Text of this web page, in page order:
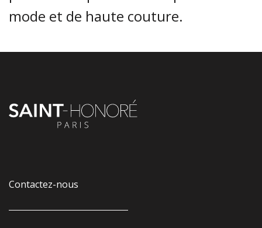
mode et de haute couture.
Contactez-nous